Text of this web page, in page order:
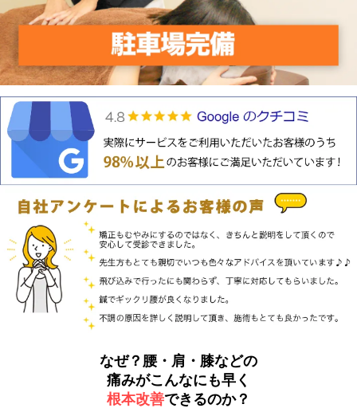
なぜ？腰・肩・膝などの
痛みがこんなにも早く
根本改善できるのか？